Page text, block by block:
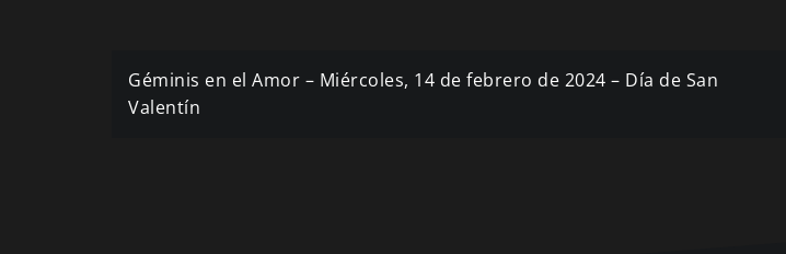
Navegación
de
Géminis en el Amor – Miércoles, 14 de febrero de 2024 – Día de San
Valentín